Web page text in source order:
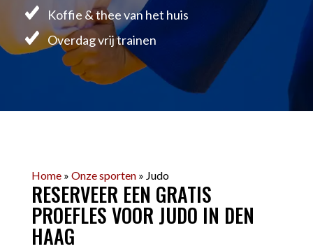
Koffie & thee van het huis
Overdag vrij trainen
Home» Onze sporten» Judo
RESERVEER EEN GRATIS
PROEFLES VOOR JUDO IN DEN
HAAG